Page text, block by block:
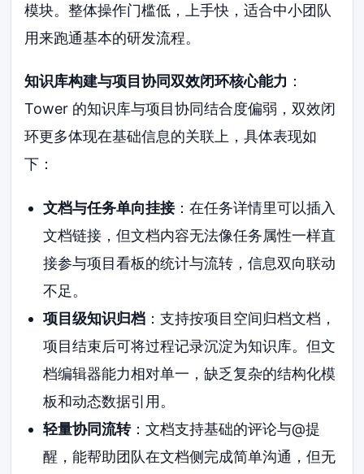
模块。整体操作门槛低，上手快，适合中小团队
用来跑通基本的研发流程。
知识库构建与项目协同双效闭环核心能力 ：
Tower 的知识库与项目协同结合度偏弱，双效闭
环更多体现在基础信息的关联上，具体表现如
下：
文档与任务单向挂接：在任务详情里可以插入
文档链接，但文档内容无法像任务属性一样直
接参与项目看板的统计与流转，信息双向联动
不足。
项目级知识归档：支持按项目空间归档文档，
项目结束后可将过程记录沉淀为知识库。但文
档编辑器能力相对单一，缺乏复杂的结构化模
板和动态数据引用。
轻量协同流转：文档支持基础的评论与@提
醒，能帮助团队在文档侧完成简单沟通，但无